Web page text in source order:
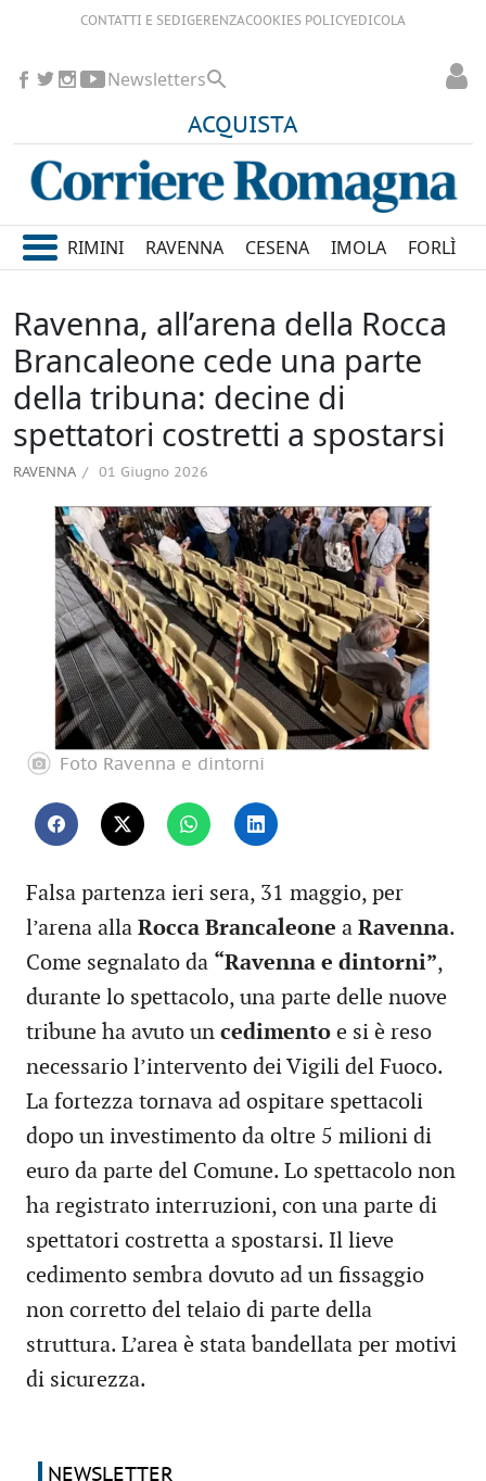
CONTATTI E SEDIGERENZACOOKIES POLICYEDICOLA
ACQUISTA
Newsletters
RIMINI RAVENNA CESENA IMOLA FORLÌ
Ravenna, all’arena della Rocca
Brancaleone cede una parte
della tribuna: decine di
spettatori costretti a spostarsi
RAVENNA 01 Giugno 2026
Foto Ravenna e dintorni
Falsa partenza ieri sera, 31 maggio, per
l’arena alla Rocca Brancaleone a Ravenna.
Come segnalato da “Ravenna e dintorni”,
durante lo spettacolo, una parte delle nuove
tribune ha avuto un cedimento e si è reso
necessario l’intervento dei Vigili del Fuoco.
La fortezza tornava ad ospitare spettacoli
dopo un investimento da oltre 5 milioni di
euro da parte del Comune. Lo spettacolo non
ha registrato interruzioni, con una parte di
spettatori costretta a spostarsi. Il lieve
cedimento sembra dovuto ad un fissaggio
non corretto del telaio di parte della
struttura. L’area è stata bandellata per motivi
di sicurezza.
NEWSLETTER